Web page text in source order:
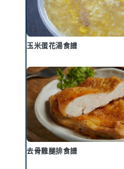
玉米蛋花湯食譜
去骨雞腿排食譜